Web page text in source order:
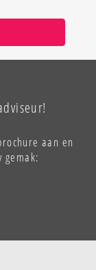
aan en
gemak: